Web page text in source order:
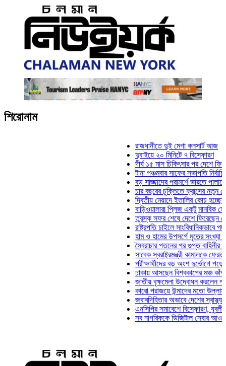
শিরোনাম
রাজধানীতে দুই মেগা কনসার্ট আজ
দুবাইয়ে ২০ মিনিটে ৭ বিস্ফোরণ
দীর্ঘ ১৫ মাস চিকিৎসার পর দেশে ফিরলেন
টানা পঞ্চমবার সাফের সভাপতি নির্বাচিত
বড় সাজ্জাদের পরামর্শে ভারতে পালাতে
চার বছরের চুক্তিতে ফ্রান্সের নতুন কোচ
দ্বিতীয় মেয়াদে ইতালির কোচ হচ্ছেন
বাড়িওয়ালারা প্লিজ একটু মানবিক হোন:
তুরস্ক সফর শেষে দেশে ফিরেছেন
রাষ্ট্রপতি চাইলে সাংবিধানিকভাবে পদত্যাগ
হাম ও হামের উপসর্গে মৃতের সংখ্যা ৮০০
স্বৈরাচার পতনের পর গুপ্ত বাহিনীর
সাবেক স্বরাষ্ট্রমন্ত্রী কামালকে ফেরত চেয়ে
পরীক্ষার্থীদের বড় অংশ দুর্ভোগে পড়েনি:
ঢাকায় আসছেন বিশ্বকাপের মঞ্চ কাঁপানো
জাতীয় বৃক্ষমেলা উদ্বোধন করলেন
কারো পরাজয়ে উন্মাদের মতো উল্লাস
জবাবদিহিতার অভাবে দেশের স্বাস্থ্যখাত
এনসিপির সমাবেশে বিস্ফোরণ, যুবলীগের
সব নাগরিককে ডিজিটাল সেবার আওতায়